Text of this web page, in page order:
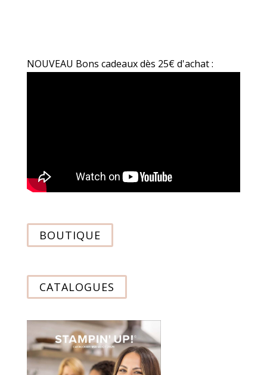
NOUVEAU Bons cadeaux dès 25€ d'achat :
BOUTIQUE
CATALOGUES